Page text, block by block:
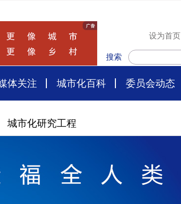
设为首页
搜索
体关注 城市化百科 委员会动态
城市化研究工程